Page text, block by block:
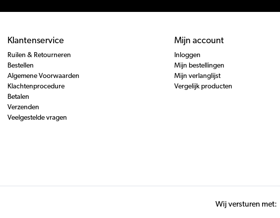
Klantenservice
Ruilen & Retourneren
Bestellen
Algemene Voorwaarden
Klachtenprocedure
Betalen
Verzenden
Veelgestelde vragen
Mijn account
Inloggen
Mijn bestellingen
Mijn verlanglijst
Vergelijk producten
Wij versturen met: